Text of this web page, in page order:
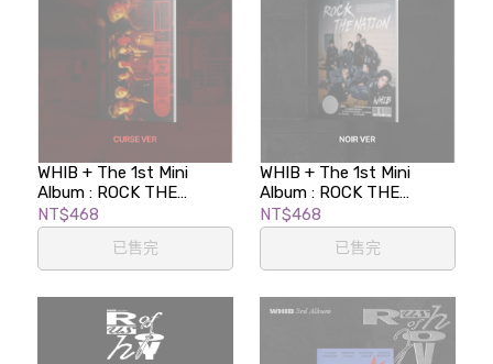
WHIB + The 1st Mini
Album : ROCK THE
NATION (CURSE ver.)
NT$468
已售完
WHIB + The 1st Mini
Album : ROCK THE
NATION (NOIR ver.)
NT$468
已售完